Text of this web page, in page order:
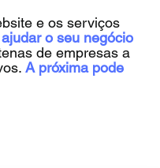
e os serviços
ajudar o seu negócio
de empresas a
A próxima pode